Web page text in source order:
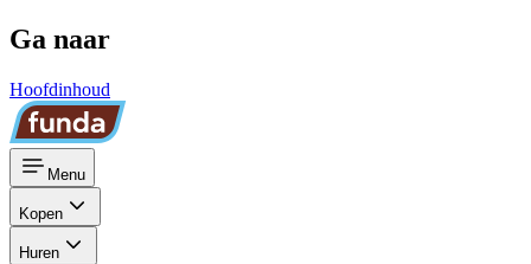
Ga naar
Hoofdinhoud
Menu
Kopen
Huren